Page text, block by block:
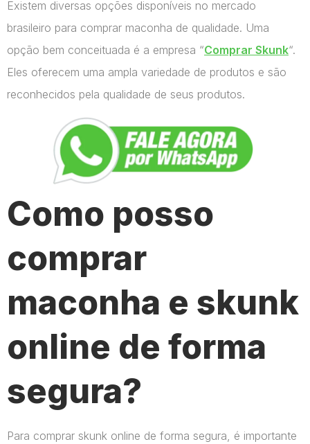
Existem diversas opções disponíveis no mercado
brasileiro para comprar maconha de qualidade. Uma
opção bem conceituada é a empresa “Comprar Skunk“.
Eles oferecem uma ampla variedade de produtos e são
reconhecidos pela qualidade de seus produtos.
Como posso
comprar
maconha e skunk
online de forma
segura?
Para comprar skunk online de forma segura, é importante